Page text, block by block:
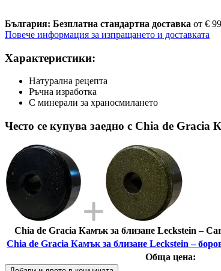
България: Безплатна стандартна доставка от €
Повече информация за изпращането и доставката
Характеристики:
Натурална рецепта
Ръчна изработка
С минерали за храносмилането
Често се купува заедно с Chia de Gracia
Chia de Gracia Камък за близане Leckstein –
Chia de Gracia Камък за близане Leckstein –
Обща цена: